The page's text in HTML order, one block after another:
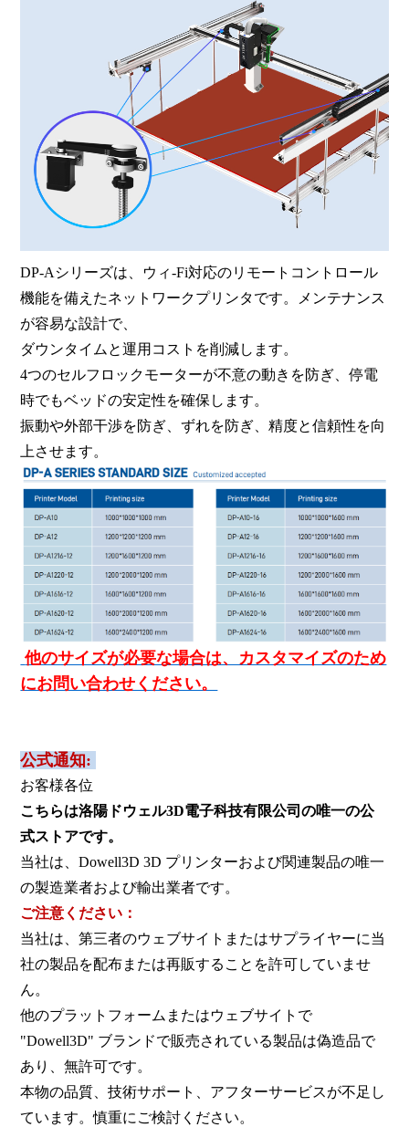
DP-Aシリーズは、ウィ-Fi対応のリモートコントロール
機能を備えたネットワークプリンタです。メンテナンス
が容易な設計で、
ダウンタイムと運用コストを削減します。
4つのセルフロックモーターが不意の動きを防ぎ、停電
時でもベッドの安定性を確保します。
振動や外部干渉を防ぎ、ずれを防ぎ、精度と信頼性を向
上させます。
他のサイズが必要な場合は、カスタマイズのため
にお問い合わせください。
公式通知:
お客様各位
こちらは洛陽ドウェル3D電子科技有限公司の唯一の公
式ストアです。
当社は、Dowell3D 3D プリンターおよび関連製品の唯一
の製造業者および輸出業者です。
ご注意ください：
当社は、第三者のウェブサイトまたはサプライヤーに当
社の製品を配布または再販することを許可していませ
ん。
他のプラットフォームまたはウェブサイトで
"Dowell3D" ブランドで販売されている製品は偽造品で
あり、無許可です。
本物の品質、技術サポート、アフターサービスが不足し
ています。慎重にご検討ください。